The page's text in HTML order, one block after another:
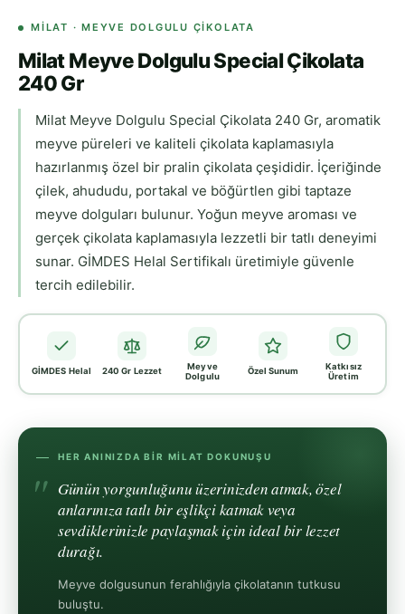
MİLAT · MEYVE DOLGULU ÇIKOLATA
Milat Meyve Dolgulu Special Çikolata
240 Gr
Milat Meyve Dolgulu Special Çikolata 240 Gr, aromatik
meyve püreleri ve kaliteli çikolata kaplamasıyla
hazırlanmış özel bir pralin çikolata çeşididir. İçeriğinde
çilek, ahududu, portakal ve böğürtlen gibi taptaze
meyve dolguları bulunur. Yoğun meyve aroması ve
gerçek çikolata kaplamasıyla lezzetli bir tatlı deneyimi
sunar. GİMDES Helal Sertifikalı üretimiyle güvenle
tercih edilebilir.
GİMDES Helal 240 Gr Lezzet
Meyve
Dolgulu
Özel Sunum
Katkısız
Üretim
HER ANINIZDA BIR MİLAT DOKUNUŞU
Günün yorgunluğunu üzerinizden atmak, özel
anlarınıza tatlı bir eşlikçi katmak veya
sevdiklerinizle paylaşmak için ideal bir lezzet
durağı.
Meyve dolgusunun ferahlığıyla çikolatanın tutkusu
buluştu.